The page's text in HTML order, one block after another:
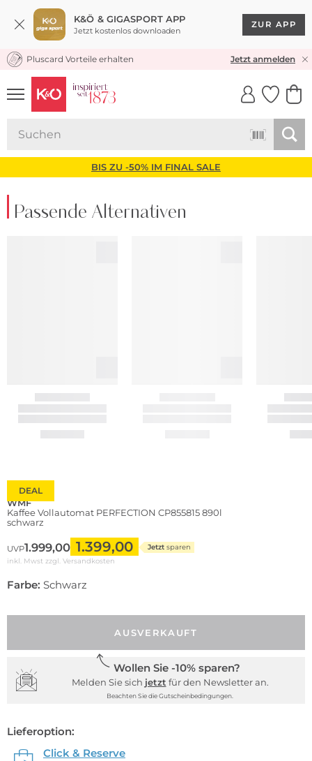
K&Ö & GIGASPORT APP
Jetzt kostenlos downloaden
ZUR APP
KOSTENLOSER VERSAND* & RÜCKVERSAND
Pluscard Vorteile erhalten Jetzt anmelden
UNSERE APP
CLICK &
BIS ZU -50% IM FINAL SALE
Passende Alternativen
DEAL
WMF
Kaffee Vollautomat PERFECTION CP855815 890l
schwarz
UVP1.999,00 1.399,00 Jetzt sparen
inkl. Mwst zzgl. Versandkosten
Farbe: Schwarz
AUSVERKAUFT
Wollen Sie -10% sparen?
Melden Sie sich jetzt für den Newsletter an.
Beachten Sie die Gutscheinbedingungen.
Lieferoption:
Click & Reserve